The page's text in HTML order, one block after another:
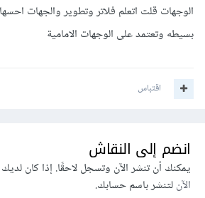
الوجهات قلت اتعلم فلاتر وتطوير والجهات
بسيطه وتعتمد على الوجهات الامامية
اقتباس
انضم إلى النقاش
يمكنك أن تنشر الآن وتسجل لاحقًا. إذا كان
الآنلتنشر باسم حسابك.